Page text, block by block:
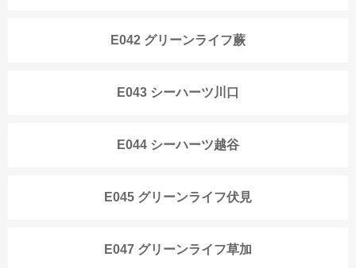
E042 グリーンライフ蕨
E043 シーハーツ川口
E044 シーハーツ越谷
E045 グリーンライフ伏見
E047 グリーンライフ草加